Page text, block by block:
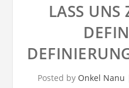
LASS UNS
Posted by Onkel Nanu